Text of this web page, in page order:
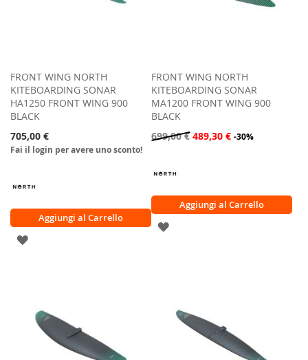
FRONT WING NORTH
KITEBOARDING SONAR
HA1250 FRONT WING 900
BLACK
705,00 €
Fai il login per avere uno sconto!
Aggiungi al Carrello
AGGIUNGI
DESIDERI
FRONT WING NORTH
KITEBOARDING SONAR
MA1200 FRONT WING 900
BLACK
699,00 € 489,30 € -30%
Aggiungi al Carrello
AGGIUNGI